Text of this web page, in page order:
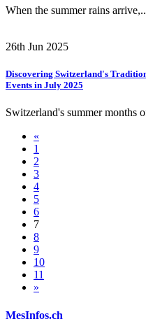
When the summer rains
26th Jun 2025
Discovering Switzerland's
Events in July 2025
Switzerland's summer months
«
1
2
3
4
5
6
7
8
9
10
11
»
MesInfos.ch